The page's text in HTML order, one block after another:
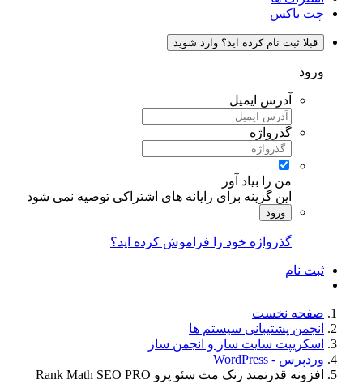
چت باکس
قبلا ثبت نام کرده اید؟ وارد شوید
ورود
آدرس ایمیل
گذرواژه
من را بیاد آور
این گزینه برای رایانه های اشتراکی توصیه نمی شود
ورود
گذرواژه خود را فراموش کرده اید؟
ثبت نام
صفحه نخست
انجمن پشتیبانی سیستم ها
اسکریپت سایت ساز و انجمن ساز
وردپرس - WordPress
افزونه قدرتمند رنک مث سئو پرو Rank Math SEO PRO